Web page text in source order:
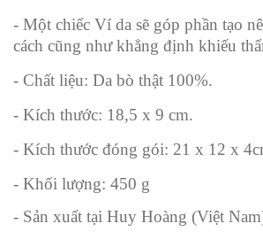
- Một chiếc Ví da sẽ góp phần tạo
cách cũng như khẳng định khiếu
- Chất liệu: Da bò thật 100%.
- Kích thước: 18,5 x 9 cm.
- Kích thước đóng gói: 21 x 12 x
- Khối lượng: 450 g
- Sản xuất tại Huy Hoàng (Việt